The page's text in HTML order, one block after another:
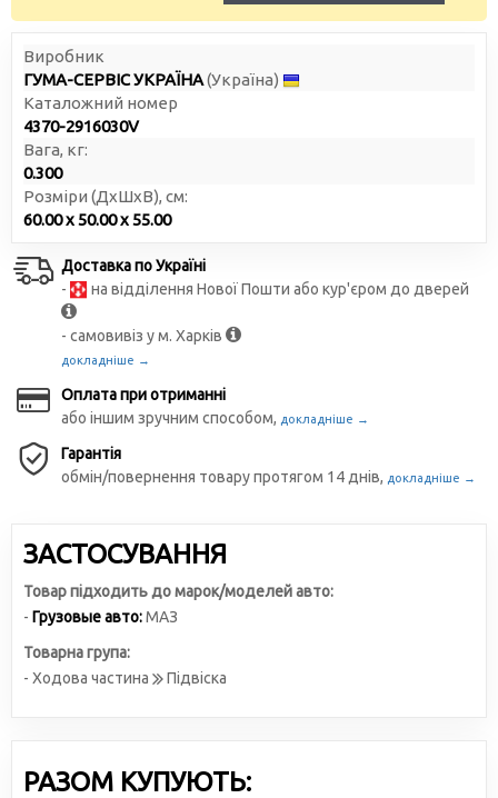
Виробник
ГУМА-СЕРВІС УКРАЇНА(Україна)
Каталожний номер
4370-2916030V
Вага, кг:
0.300
Розміри (ДxШxВ), см:
60.00 x 50.00 x 55.00
Доставка по Україні
-
на відділення Нової Пошти або кур'єром до дверей
- самовивіз у м. Харків
докладніше →
Оплата при отриманні
або іншим зручним способом, докладніше →
Гарантія
обмін/повернення товару протягом 14 днів, докладніше →
ЗАСТОСУВАННЯ
Товар підходить до марок/моделей авто:
- Грузовые авто:МАЗ
Товарна група:
- Ходова частина
Підвіска
РАЗОМ КУПУЮТЬ: